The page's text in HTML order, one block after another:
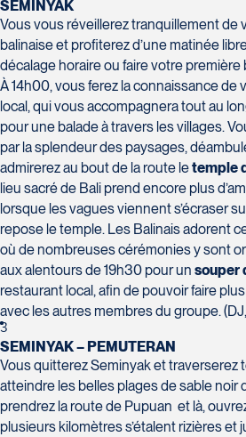
SEMINYAK
Vous vous réveillerez tranquillement de
balinaise et profiterez d’une matinée
décalage horaire ou faire votre première
À 14h00, vous ferez la connaissance
local, qui vous accompagnera tout au
pour une balade à travers les villages.
par la splendeur des paysages,
admirerez au bout de la route letemple
lieu sacré de Bali prend encore plus
lorsque les vagues viennent s’écraser
repose le temple. Les Balinais adorent
où de nombreuses cérémonies y sont
aux alentours de 19h30 pour un souper
restaurant local, afin de pouvoir faire
avec les autres membres du groupe.
3
SEMINYAK – PEMUTERAN
Vous quitterez Seminyak et traverserez
atteindre les belles plages de sable noir
prendrez la route de Pupuan et là,
plusieurs kilomètres s’étalent rizières et
Voyages Nouveau-Monde
420 Boulevard Manseau
Joliette
J6E 3E1
Tél :450-755-5557 / 1-877-751-5557
Voyages Terre et Monde
1460 Chemin Gascon
Terrebonne
J6X 2Z5
Tél :450-964-3574
Voyages des Laurentides
939 Boulevard Albiny-Paquette
Mont-Laurier
J9L 3J1
Tél :819-623-2511 / 1-866-385-2511
Tél :450-688-6211 / 1-888-682-8616
Club Voyages Orientation
1001 Boulevard de Montarville - local
Boucherville
J4B 6P5
Tél :450-655-1855 / 1-866-655-5736
Club Voyages Princesse
686 rue Principale
Granby
J2G 2Y4
Tél :450-372-4444
Voyages Action
La Forfaiterie Voyages
5401 Boulevard Des Galeries - Local
(porte H)
Québec
G2K 1N4
Tél :418-652-2400 / 1-888-848-1518
Le Voyagiste de Québec
3229 Chemin des Quatre-Bourgeois -
Suite 120QuébecG1W 0C1
Tél :418-977-4080 / 1-877-977-4080